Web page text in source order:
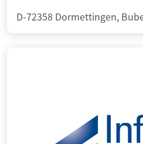
D-72358 Dormettingen,